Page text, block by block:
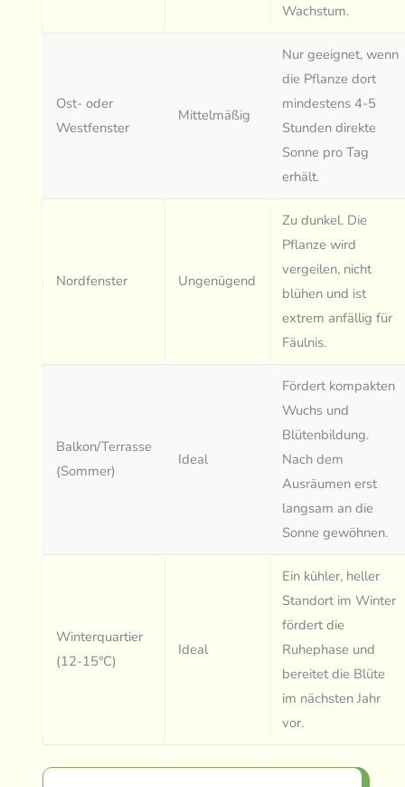
Wachstum.
Ost- oder
Westfenster
Mittelmäßig
Nur geeignet, wenn
die Pflanze dort
mindestens 4-5
Stunden direkte
Sonne pro Tag
erhält.
Nordfenster Ungenügend
Zu dunkel. Die
Pflanze wird
vergeilen, nicht
blühen und ist
extrem anfällig für
Fäulnis.
Balkon/Terrasse
(Sommer)
Ideal
Fördert kompakten
Wuchs und
Blütenbildung.
Nach dem
Ausräumen erst
langsam an die
Sonne gewöhnen.
Winterquartier
(12-15°C)
Ideal
Ein kühler, heller
Standort im Winter
fördert die
Ruhephase und
bereitet die Blüte
im nächsten Jahr
vor.